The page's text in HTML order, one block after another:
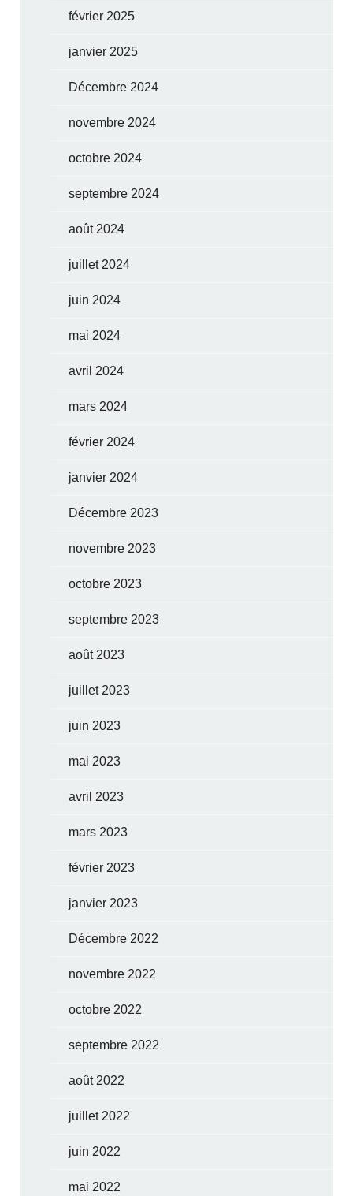
février 2025
janvier 2025
Décembre 2024
novembre 2024
octobre 2024
septembre 2024
août 2024
juillet 2024
juin 2024
mai 2024
avril 2024
mars 2024
février 2024
janvier 2024
Décembre 2023
novembre 2023
octobre 2023
septembre 2023
août 2023
juillet 2023
juin 2023
mai 2023
avril 2023
mars 2023
février 2023
janvier 2023
Décembre 2022
novembre 2022
octobre 2022
septembre 2022
août 2022
juillet 2022
juin 2022
mai 2022